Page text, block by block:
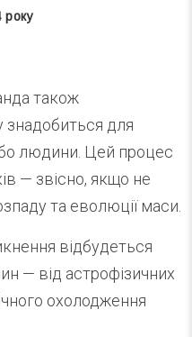
року
також
знадобиться для
людини. Цей процес
— звісно, якщо не
та еволюції маси.
відбудеться
— від астрофізичних
охолодження